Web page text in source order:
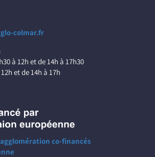
colmar.fr
à 12h et de 14h à 17h30
et de 14h à 17h
co-financés